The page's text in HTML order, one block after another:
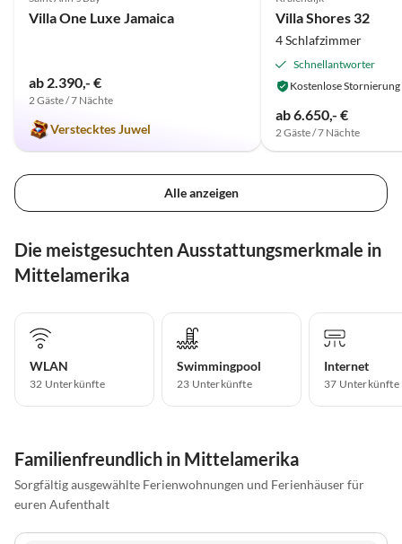
Villa One Luxe Jamaica
ab 2.390,- €
2 Gäste / 7 Nächte
Verstecktes Juwel
Villa Shores 32
4 Schlafzimmer
Schnellantworter
Kostenlose Stornierung
ab 6.650,- €
2 Gäste / 7 Nächte
Alle anzeigen
Die meistgesuchten Ausstattungsmerkmale in
Mittelamerika
WLAN
32 Unterkünfte
Swimmingpool
23 Unterkünfte
Internet
37 Unterkünfte
Familienfreundlich in Mittelamerika
Sorgfältig ausgewählte Ferienwohnungen und Ferienhäuser für
euren Aufenthalt